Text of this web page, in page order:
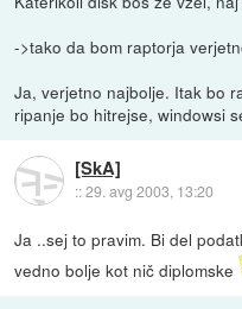
->tako da bom raptorja
Ja, verjetno najbolje. Itak bo
ripanje bo hitrejse, windowsi
[SkA]
::29. avg 2003, 13:20
Ja ..sej to pravim. Bi del
vedno bolje kot nič diplomske